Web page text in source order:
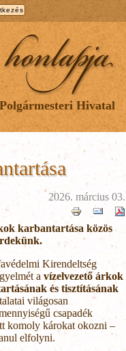
Polgármesteri Hivatal
2026. március 03.
karbantartása közös
Kirendeltség
a vízelvezető árkok
és tisztításának
világosan
csapadék
komoly károkat okozni –
elfolyni.